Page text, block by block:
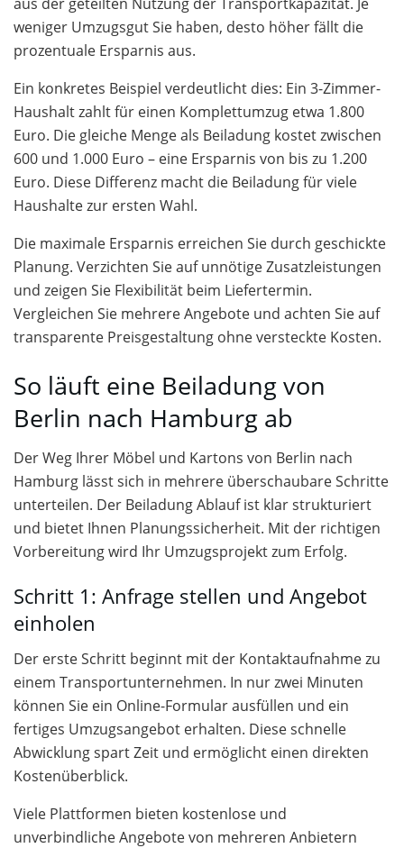
weniger Umzugsgut Sie haben, desto höher fällt die
prozentuale Ersparnis aus.
Ein konkretes Beispiel verdeutlicht dies: Ein 3-Zimmer-
Haushalt zahlt für einen Komplettumzug etwa 1.800
Euro. Die gleiche Menge als Beiladung kostet zwischen
600 und 1.000 Euro – eine Ersparnis von bis zu 1.200
Euro. Diese Differenz macht die Beiladung für viele
Haushalte zur ersten Wahl.
Die maximale Ersparnis erreichen Sie durch geschickte
Planung. Verzichten Sie auf unnötige Zusatzleistungen
und zeigen Sie Flexibilität beim Liefertermin.
Vergleichen Sie mehrere Angebote und achten Sie auf
transparente Preisgestaltung ohne versteckte Kosten.
So läuft eine Beiladung von
Berlin nach Hamburg ab
Der Weg Ihrer Möbel und Kartons von Berlin nach
Hamburg lässt sich in mehrere überschaubare Schritte
unterteilen. Der Beiladung Ablauf ist klar strukturiert
und bietet Ihnen Planungssicherheit. Mit der richtigen
Vorbereitung wird Ihr Umzugsprojekt zum Erfolg.
Schritt 1: Anfrage stellen und Angebot
einholen
Der erste Schritt beginnt mit der Kontaktaufnahme zu
einem Transportunternehmen. In nur zwei Minuten
können Sie ein Online-Formular ausfüllen und ein
fertiges Umzugsangebot erhalten. Diese schnelle
Abwicklung spart Zeit und ermöglicht einen direkten
Kostenüberblick.
Viele Plattformen bieten kostenlose und
unverbindliche Angebote von mehreren Anbietern